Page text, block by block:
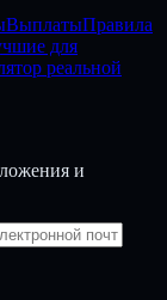
ВыплатыПравила
для
реальной
и